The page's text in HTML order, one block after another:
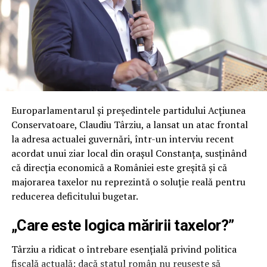
of the Alliance for the Union of Romanians (AUR) and
Vice President of the European Conservatives and
Reformists Party (ECR Party), as well as Romanian
conservative politician
Cezara Popescu
, former
candidate for the Mayor of Constanța.
Europarlamentarul și președintele partidului Acțiunea
Conservatoare, Claudiu Târziu, a lansat un atac frontal
la adresa actualei guvernări, într-un interviu recent
acordat unui ziar local din orașul Constanța, susținând
că direcția economică a României este greșită și că
majorarea taxelor nu reprezintă o soluție reală pentru
reducerea deficitului bugetar.
„Care este logica măririi taxelor?”
Târziu a ridicat o întrebare esențială privind politica
fiscală actuală: dacă statul român nu reușește să